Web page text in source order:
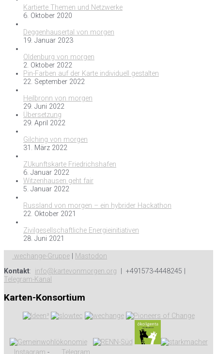
Kartierte Themen und Netzwerke
6. Oktober 2020
Deggenhausertal von morgen
19. Januar 2023
Oldenburg von morgen
2. Oktober 2022
Pin-Farben auf der Karte individuell gestalten
22. September 2022
Heilbronn von morgen
29. Juni 2022
Übersetzung
29. April 2022
Gilching von morgen
31. März 2022
ZUkunftskarte Friedrichshafen
6. Januar 2022
Witzenhausen geht fair
5. Januar 2022
Russland von morgen – ein hybrider Hackathon
22. Oktober 2021
Zivilgesellschaftliche Energieinitiativen
28. Juni 2021
wechange-Gruppe
Mastodon
Kontakt: info@kartevonmorgen.org | +491573-4448245 |
Telegram-Kanal
Karten-Konsortium